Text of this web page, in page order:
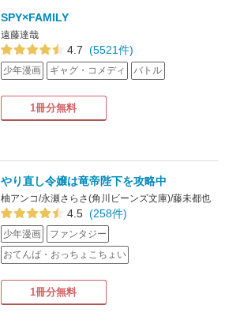
SPY×FAMILY
遠藤達哉
4.7 (5521件)
少年漫画 ギャグ・コメディ バトル
1冊分無料
やり直し令嬢は竜帝陛下を攻略中
柚アンコ/永瀬さらさ(角川ビーンズ文庫)/藤未都也
4.5 (258件)
少年漫画
ファンタジー
おてんば・おっちょこちょい
1冊分無料